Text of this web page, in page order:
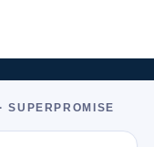
SUPERPROMISE